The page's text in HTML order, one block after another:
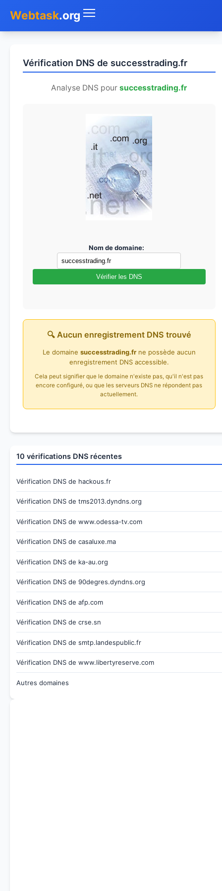
Webtask.org
Whois
Vérification DNS de successtrading.fr
Analyse DNS poursuccesstrading.fr
Nom de domaine:
Vérifier les DNS
🔍 Aucun enregistrement DNS trouvé
Le domaine successtrading.frne possède aucun
enregistrement DNS accessible.
Cela peut signifier que le domaine n'existe pas, qu'il n'est pas
encore configuré, ou que les serveurs DNS ne répondent pas
actuellement.
10 vérifications DNS récentes
Vérification DNS de hackous.fr
Vérification DNS de tms2013.dyndns.org
Vérification DNS de www.odessa-tv.com
Vérification DNS de casaluxe.ma
Vérification DNS de ka-au.org
Vérification DNS de 90degres.dyndns.org
Vérification DNS de afp.com
Vérification DNS de crse.sn
Vérification DNS de smtp.landespublic.fr
Vérification DNS de www.libertyreserve.com
Autres domaines